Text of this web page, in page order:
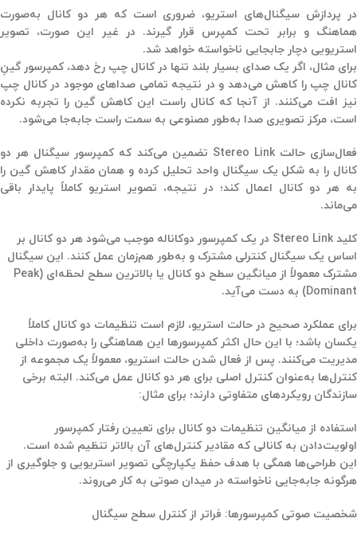
در پردازش سیگنال‌های استریو، ضروری است که هر دو کانال به‌صورت
هماهنگ و برابر
تحت کمپرس قرار گیرند. در غیر این صورت، تصویر
استریویی دچار جابجایی ناخواسته خواهد شد.
برای مثال، اگر یک صدای بسیار بلند تنها در کانال چپ رخ دهد، کمپرسور گینِ
کانال چپ را کاهش می‌دهد و در نتیجه تمامی صداهای موجود در کانال چپ
نیز افت می‌کنند. از آنجا که کانال راست این کاهش گین را تجربه نکرده
است، مرکز تصویری صدا به‌طور مصنوعی به سمت راست جابه‌جا می‌شود.
فعال‌سازی حالتStereo Link تضمین می‌کند که کمپرسور سیگنال هر دو
کانال را به شکل یک سیگنال واحد تحلیل کرده و همان مقدار کاهش گین را
به هر دو کانال اعمال کند؛ در نتیجه، تصویر استریو کاملاً پایدار باقی
می‌ماند.
کلیدStereo Link در یک کمپرسور دوکاناله موجب می‌شود هر دو کانال بر
اساس یک سیگنال کنترلی مشترک و به‌طور هم‌زمان عمل کنند. این سیگنال
مشترک معمولاً از میانگین سطح دو کانال یا بالاترین سطح لحظه‌ای (Peak
Dominant) به دست می‌آید.
برای عملکرد صحیح در حالت استریو، لازم است تنظیمات دو کانال کاملاً
یکسان باشد؛ با این حال اکثر کمپرسورها این هماهنگی را به‌صورت داخلی
مدیریت می‌کنند. پس از فعال شدن حالت استریو، معمولاً یک مجموعه از
کنترل‌ها به‌عنوان کنترل اصلی برای هر دو کانال عمل می‌کند. البته برخی
سازندگان رویکردهای متفاوتی دارند؛ برای مثال:
استفاده از میانگین تنظیمات دو کانال برای تعیین رفتار کمپرسور
اولویت‌دادن بهکانالی که مقادیر کنترل‌های آن بالاتر تنظیم شده است.
این طراحی‌ها همگی با هدف حفظ یکپارچگی تصویر استریویی و جلوگیری از
هرگونه جابه‌جایی ناخواسته در میدان صوتی به کار می‌روند.
شخصیت صوتی کمپرسورها: فراتر از کنترل سطح سیگنال